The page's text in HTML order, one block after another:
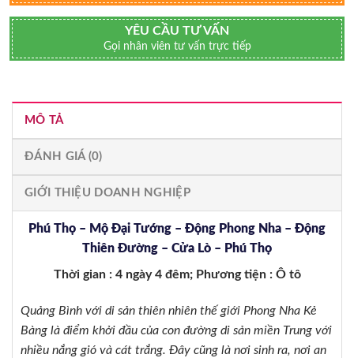
YÊU CẦU TƯ VẤN
Gọi nhân viên tư vấn trực tiếp
MÔ TẢ
ĐÁNH GIÁ (0)
GIỚI THIỆU DOANH NGHIỆP
Phú Thọ – Mộ Đại Tướng – Động Phong Nha – Động
Thiên Đường – Cửa Lò – Phú Thọ
Thời gian : 4 ngày 4 đêm; Phương tiện : Ô tô
Quảng Bình với di sản thiên nhiên thế giới Phong Nha Kẻ
Bàng là điểm khởi đầu của con đường di sản miền Trung với
nhiều nắng gió và cát trắng. Đây cũng là nơi sinh ra, nơi an